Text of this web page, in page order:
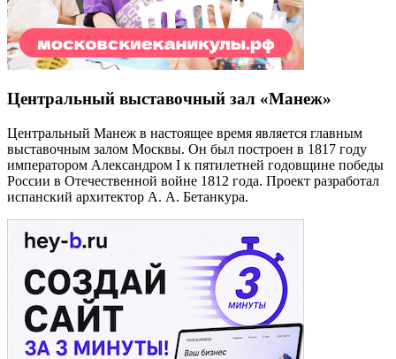
Центральный выставочный зал «Манеж»
Центральный Манеж в настоящее время является главным
выставочным залом Москвы. Он был построен в 1817 году
императором Александром I к пятилетней годовщине победы
России в Отечественной войне 1812 года. Проект разработал
испанский архитектор А. А. Бетанкура.